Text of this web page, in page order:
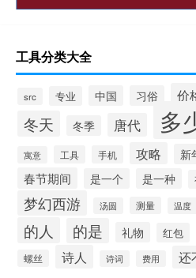
工具分类大全
src 专业 中国 习俗 价
冬天 冬季 唐代 多
寓意 工具 手机 攻略 新
春节期间 是一个 是一种
梦幻西游 汤圆 测量 温度
的人 的是 礼物 红包
螺丝 诗人 诗词 费用 还